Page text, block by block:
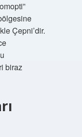
Çepni’dir.
biraz